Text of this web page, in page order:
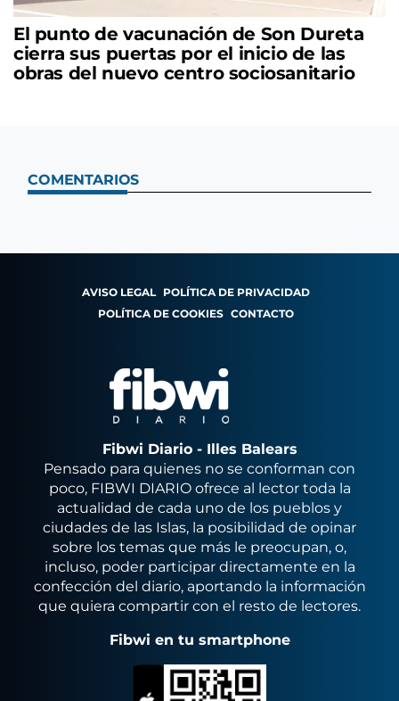
El punto de vacunación de Son Dureta
cierra sus puertas por el inicio de las
obras del nuevo centro sociosanitario
COMENTARIOS
AVISO LEGAL POLÍTICA DE PRIVACIDAD
POLÍTICA DE COOKIES CONTACTO
Fibwi Diario - Illes Balears
Pensado para quienes no se conforman con
poco, FIBWI DIARIO ofrece al lector toda la
actualidad de cada uno de los pueblos y
ciudades de las Islas, la posibilidad de opinar
sobre los temas que más le preocupan, o,
incluso, poder participar directamente en la
confección del diario, aportando la información
que quiera compartir con el resto de lectores.
Fibwi en tu smartphone